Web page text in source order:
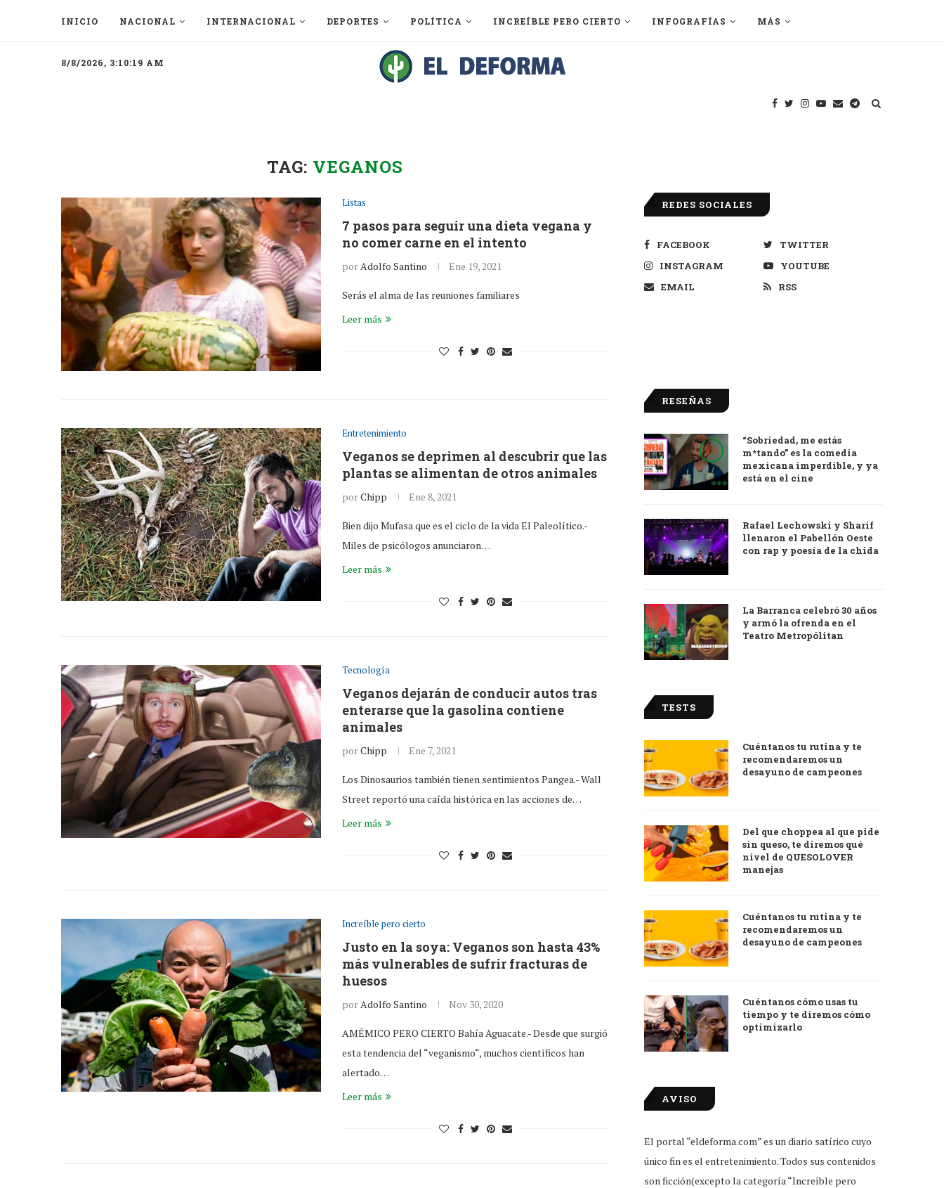
INICIO NACIONAL INTERNACIONAL DEPORTES POLÍTICA INCREÍBLE PERO CIERTO INFOGRAFÍAS MÁS
8/8/2026, 3:10:19 AM
TAG: VEGANOS
Listas
7 pasos para seguir una dieta vegana y
no comer carne en el intento
porAdolfo Santino Ene 19, 2021
Serás el alma de las reuniones familiares
Leer más
Entretenimiento
Veganos se deprimen al descubrir que las
plantas se alimentan de otros animales
porChipp Ene 8, 2021
Bien dijo Mufasa que es el ciclo de la vida El Paleolítico.-
Miles de psicólogos anunciaron…
Leer más
Tecnología
Veganos dejarán de conducir autos tras
enterarse que la gasolina contiene
animales
porChipp Ene 7, 2021
Los Dinosaurios también tienen sentimientos Pangea.- Wall
Street reportó una caída histórica en las acciones de…
Leer más
Increíble pero cierto
Justo en la soya: Veganos son hasta 43%
más vulnerables de sufrir fracturas de
huesos
por Adolfo Santino Nov 30, 2020
AMÉMICO PERO CIERTO Bahía Aguacate.- Desde que surgió
esta tendencia del “veganismo“, muchos científicos han
alertado…
Leer más
REDES SOCIALES
FACEBOOK
TWITTER
INSTAGRAM
YOUTUBE
EMAIL
RSS
RESEÑAS
9.0
“Sobriedad, me estás
m*tando” es la comedia
mexicana imperdible, y ya
está en el cine
Rafael Lechowski y Sharif
llenaron el Pabellón Oeste
con rap y poesía de la chida
La Barranca celebró 30 años
y armó la ofrenda en el
Teatro Metropólitan
TESTS
Cuéntanos tu rutina y te
recomendaremos un
desayuno de campeones
Del que choppea al que pide
sin queso, te diremos qué
nivel de QUESOLOVER
manejas
Cuéntanos tu rutina y te
recomendaremos un
desayuno de campeones
Cuéntanos cómo usas tu
tiempo y te diremos cómo
optimizarlo
AVISO
El portal “eldeforma.com” es un diario satírico cuyo
único fin es el entretenimiento. Todos sus contenidos
son ficción(excepto la categoría “Increíble pero